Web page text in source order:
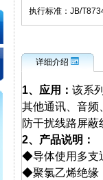
执行标准：JB/
详细介绍
1、应用： 该系
其他通讯、音频
防干扰线路屏蔽
2、产品说明：
◆导体使用多支
◆聚氯乙烯绝缘